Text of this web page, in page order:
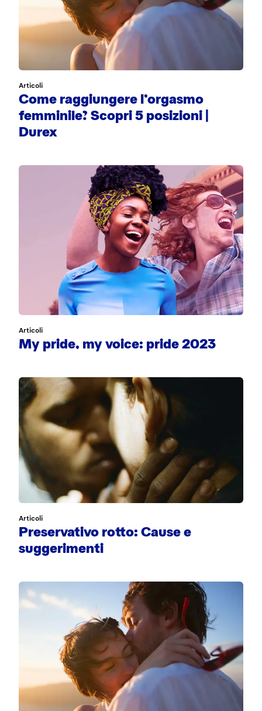
Articoli
Come raggiungere l’orgasmo
femminile? Scopri 5 posizioni |
Durex
Articoli
My pride, my voice: pride 2023
Articoli
Preservativo rotto: Cause e
suggerimenti